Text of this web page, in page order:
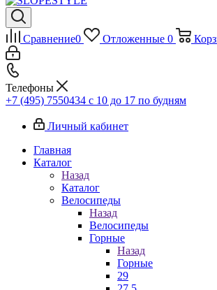
Сравнение0 Отложенные 0
Телефоны
+7 (495) 7550434 с 10 до 17 по будням
Личный кабинет
Главная
Каталог
Назад
Каталог
Велосипеды
Назад
Велосипеды
Горные
Назад
Горные
29